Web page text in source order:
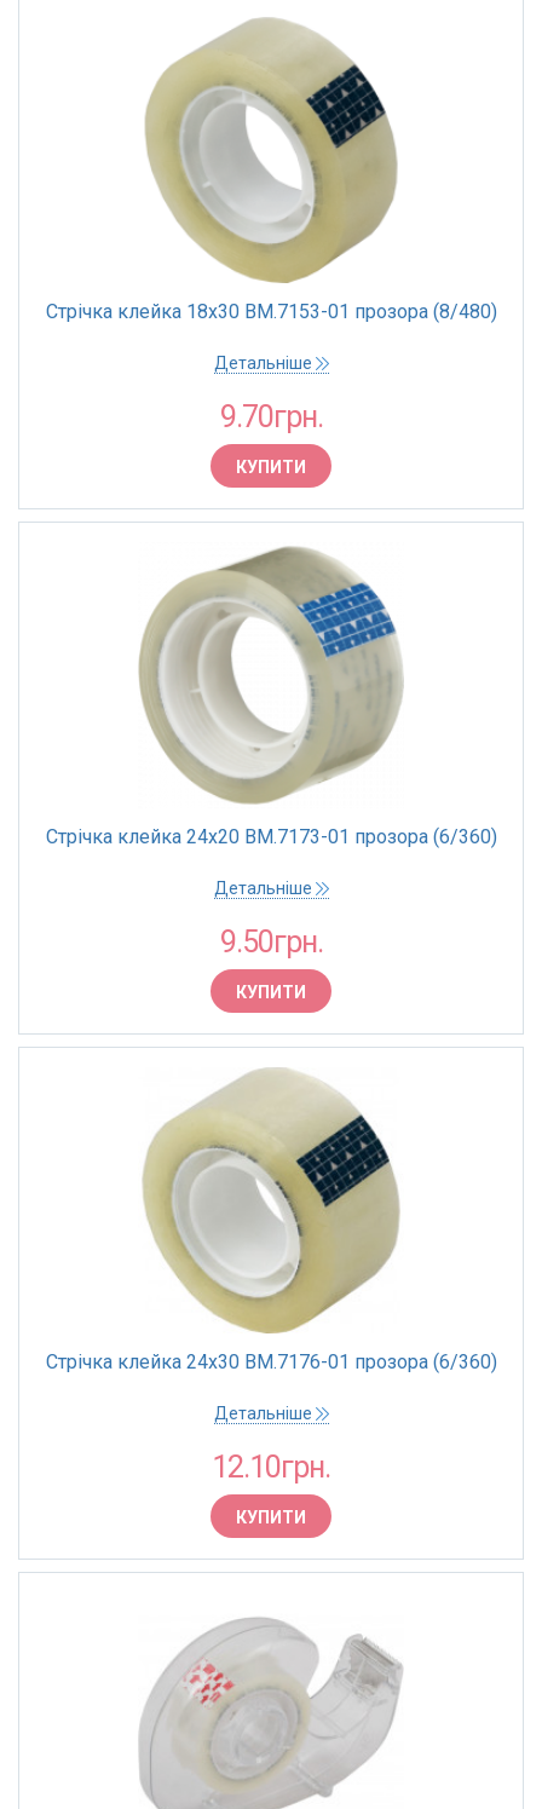
Стрічка клейка 18х30 BM.7153-01 прозора (8/480)
Детальніше
9.70грн.
КУПИТИ
Стрічка клейка 24х20 BM.7173-01 прозора (6/360)
Детальніше
9.50грн.
КУПИТИ
Стрічка клейка 24х30 BM.7176-01 прозора (6/360)
Детальніше
12.10грн.
КУПИТИ